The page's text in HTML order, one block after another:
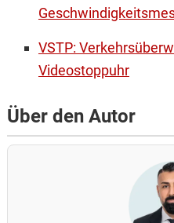
VSTP:
Videostoppuhr
Über den Autor